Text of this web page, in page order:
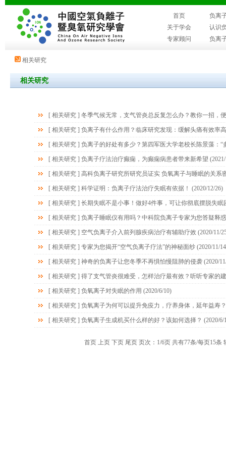
首页
负离
关于学会
认识
专家顾问
负离
相关研究
相关研究
[ 相关研究 ] 冬季气候无常，支气管炎总反复怎么办？教你一招，
[ 相关研究 ] 负离子有什么作用？临床研究发现：缓解头痛有效率
[ 相关研究 ] 负离子的好处有多少？第四军医大学老校长陈景藻：“
[ 相关研究 ] 负离子疗法治疗癫痫，为癫痫病患者带来新希望
[ 相关研究 ] 高科负离子研究所研究员证实 负氧离子与睡眠的关系
[ 相关研究 ] 科学证明：负离子疗法治疗失眠有依据！ (2020/12/26)
[ 相关研究 ] 长期失眠不是小事！做好4件事，可让你彻底摆脱失眠
[ 相关研究 ] 负离子睡眠仪有用吗？中科院负离子专家为您答疑释惑
[ 相关研究 ] 空气负离子介入前列腺疾病治疗有辅助疗效 (2020/11/
[ 相关研究 ] 专家为您揭开“空气负离子疗法”的神秘面纱(2020/11/
[ 相关研究 ] 神奇的负离子让您冬季不再惧怕慢阻肺的侵袭(2020/
[ 相关研究 ] 得了支气管炎很难受，怎样治疗最有效？听听专家的
[ 相关研究 ] 负氧离子对失眠的作用 (2020/6/10)
[ 相关研究 ] 负氧离子为何可以提升免疫力，疗养身体，延年益寿？
[ 相关研究 ] 负氧离子生成机买什么样的好？该如何选择？ (2020/6/
首页 上页 下页 尾页 页次：1/6页 共有77条/每页15条